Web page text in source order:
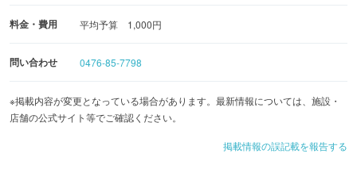
料金・費用 平均予算 1,000円
問い合わせ 0476-85-7798
※掲載内容が変更となっている場合があります。最新情報については、施設・
店舗の公式サイト等でご確認ください。
掲載情報の誤記載を報告する